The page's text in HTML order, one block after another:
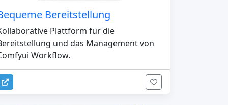
Bereitstellung
Plattform für die
und das Management von
Workflow.